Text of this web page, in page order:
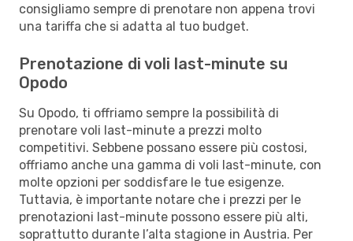
consigliamo sempre di prenotare non appena trovi
una tariffa che si adatta al tuo budget.
Prenotazione di voli last-minute su
Opodo
Su Opodo, ti offriamo sempre la possibilità di
prenotare voli last-minute a prezzi molto
competitivi. Sebbene possano essere più costosi,
offriamo anche una gamma di voli last-minute, con
molte opzioni per soddisfare le tue esigenze.
Tuttavia, è importante notare che i prezzi per le
prenotazioni last-minute possono essere più alti,
soprattutto durante l’alta stagione in Austria. Per